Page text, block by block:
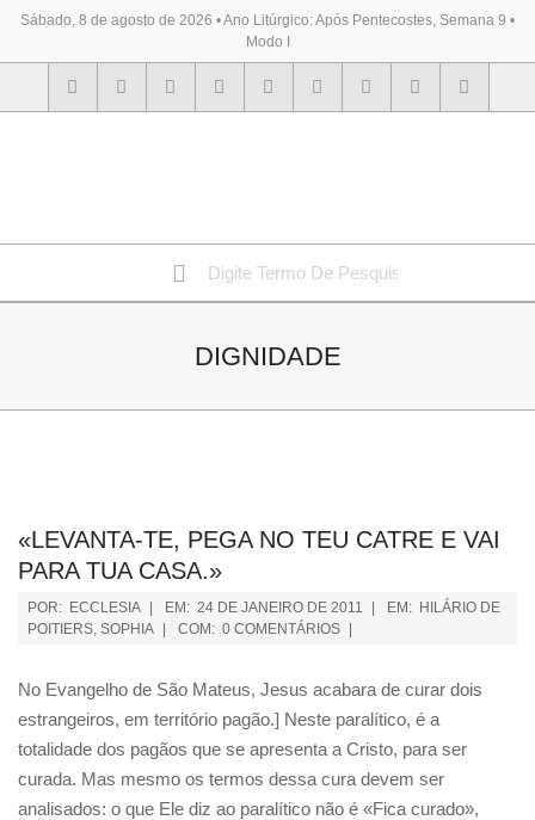
Sábado, 8 de agosto de 2026 • Ano Litúrgico: Após Pentecostes, Semana 9 •
Modo I
BYBLOS
DIGNIDADE
«LEVANTA-TE, PEGA NO TEU CATRE E VAI
PARA TUA CASA.»
POR: ECCLESIA EM: 24 DE JANEIRO DE 2011 EM: HILÁRIO DE
POITIERS, SOPHIA COM: 0 COMENTÁRIOS
No Evangelho de São Mateus, Jesus acabara de curar dois
estrangeiros, em território pagão.] Neste paralítico, é a
totalidade dos pagãos que se apresenta a Cristo, para ser
curada. Mas mesmo os termos dessa cura devem ser
analisados: o que Ele diz ao paralítico não é «Fica curado»,